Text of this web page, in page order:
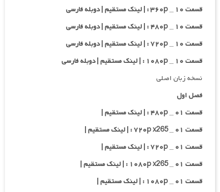
قسمت ۱۰ _ ۳۶۰p : | لینک مستقیم | دوبله فارسی
قسمت ۱۰ _ ۴۸۰p : | لینک مستقیم | دوبله فارسی
قسمت ۱۰ _ ۷۲۰p : | لینک مستقیم | دوبله فارسی
قسمت ۱۰ _ ۱۰۸۰p : | لینک مستقیم | دوبله فارسی
نسخه زبان اصلی
فصل اول
قسمت ۰۱ _ ۴۸۰p : | لینک مستقیم |
قسمت ۰۱ _ ۷۲۰p x265 : | لینک مستقیم |
قسمت ۰۱ _ ۷۲۰p : | لینک مستقیم |
قسمت ۰۱ _ ۱۰۸۰p x265 : | لینک مستقیم |
قسمت ۰۱ _ ۱۰۸۰p : | لینک مستقیم |